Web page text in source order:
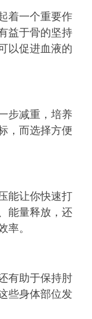
着一个重要作
益于骨的坚持
以促进血液的
步减重，培养
，而选择方便
能让你快速打
能量释放，还
。
有助于保持肘
些身体部位发